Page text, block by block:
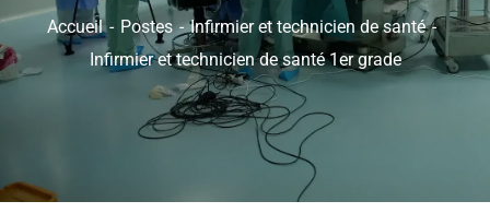
Accueil Postes
Infirmier et technicien de santé
Infirmier et technicien de santé 1er grade